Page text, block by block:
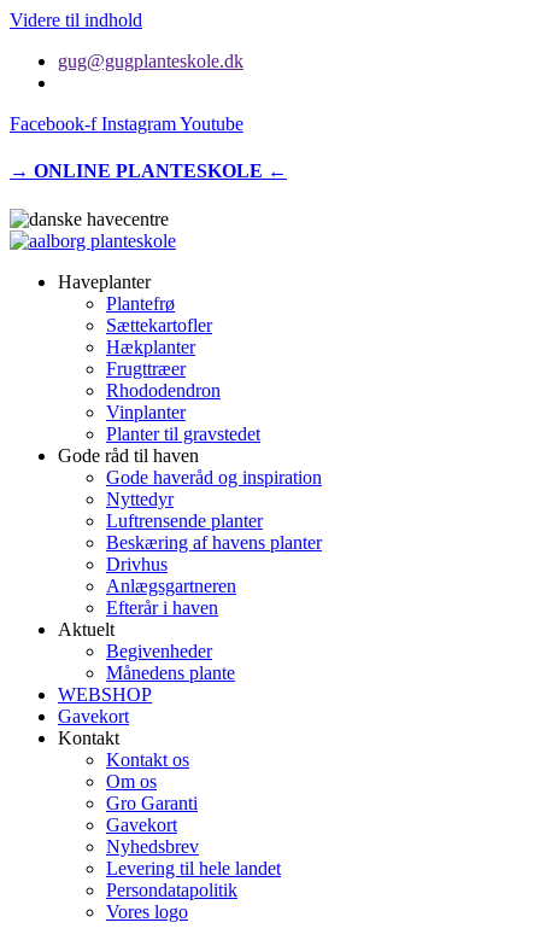
Videre til indhold
gug@gugplanteskole.dk
Facebook-f InstagramYoutube
→ ONLINE PLANTESKOLE ←
Haveplanter
Plantefrø
Sættekartofler
Hækplanter
Frugttræer
Rhododendron
Vinplanter
Planter til gravstedet
Gode råd til haven
Gode haveråd og inspiration
Nyttedyr
Luftrensende planter
Beskæring af havens planter
Drivhus
Anlægsgartneren
Efterår i haven
Aktuelt
Begivenheder
Månedens plante
WEBSHOP
Gavekort
Kontakt
Kontakt os
Om os
Gro Garanti
Gavekort
Nyhedsbrev
Levering til hele landet
Persondatapolitik
Vores logo